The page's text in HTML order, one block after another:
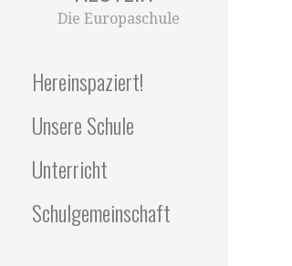
Die Europaschule
Hereinspaziert!
Unsere Schule
Unterricht
Schulgemeinschaft